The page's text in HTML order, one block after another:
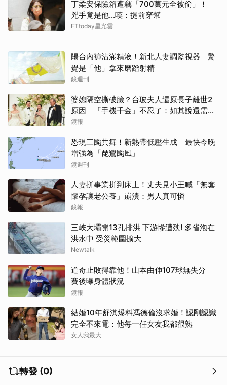
丁柔安保險箱遭竊「700萬元全被偷」！
兇手竟是他...嘆：提前穿幫
ETtoday星光雲
陽台內褲沾滿精液！新北人妻調監視器 驚
覺是「他」拿來磨蹭射精
鏡週刊
婆媳隔空撕破臉？台玻夫人還原長子離世2
原因 「手機千金」不忍了：如其說還需要
離開嗎？
鏡報
恐現三颱共舞！新熱帶低壓生成 最快今晚
增強為「琵鷺颱風」
鏡週刊
人妻拼事業拼到床上！丈夫見小王喊「無套
懷孕讓老公養」崩潰：男人真可憐
鏡報
三峽大壩開13孔排洪 下游慘遭殃! 多省泡在
洪水中 受災範圍擴大
Newtalk
道奇止敗得靠他！山本由伸107球無失分
賽後曝身體狀況
鏡報
結婚10年舒淇爆料馮德倫沒求婚！認剛認識
完全不來電：他每一任女友我都很熟
女人我最大
轉發 (0)